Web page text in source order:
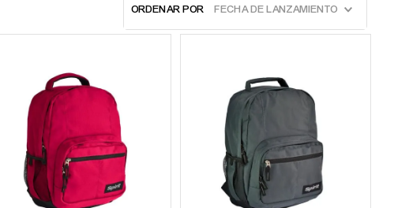
ORDENAR POR FECHA DE LANZAMIENTO